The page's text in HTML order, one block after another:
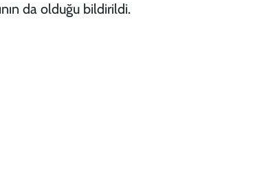
da olduğu bildirildi.